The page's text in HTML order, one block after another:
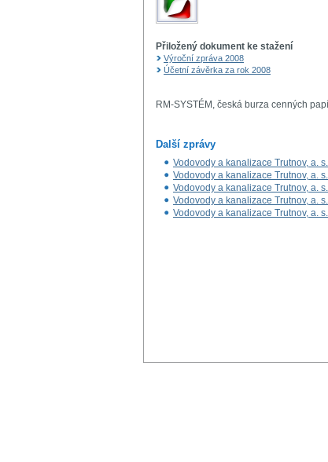
Přiložený dokument ke stažení
Výroční zpráva 2008
Účetní závěrka za rok 2008
RM-SYSTÉM, česká burza cenných
Další zprávy
Vodovody a kanalizace Trutnov, a.
Vodovody a kanalizace Trutnov, a.
Vodovody a kanalizace Trutnov, a.
Vodovody a kanalizace Trutnov, a.
Vodovody a kanalizace Trutnov, a.